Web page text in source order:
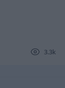
3.3k